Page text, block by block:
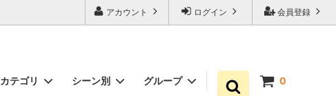
会員登録
ログイン
アカウント
0
カテゴリ シーン別 グループ